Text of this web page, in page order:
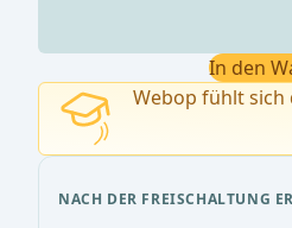
In den
Webop fühlt
NACH DER FREISCHALTUNG